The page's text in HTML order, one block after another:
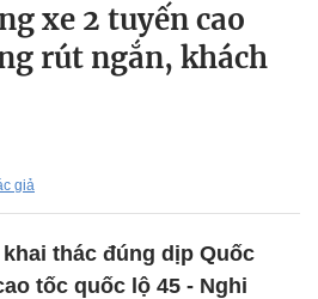
xe 2 tuyến cao
rút ngắn, khách
giả
thác đúng dịp Quốc
tốc quốc lộ 45 - Nghi